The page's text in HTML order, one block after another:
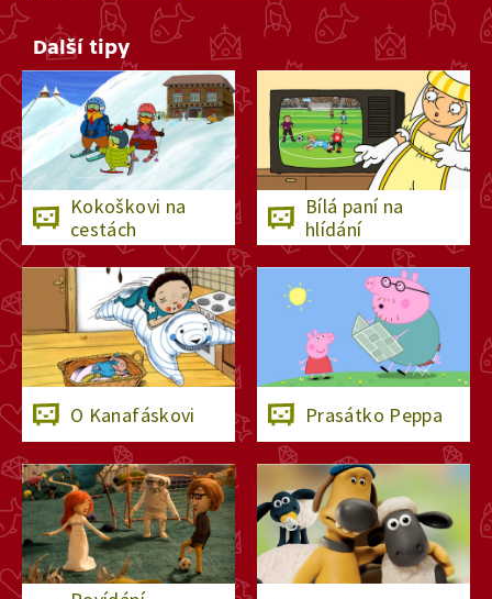
7:30
Nečekaná návštěva
7:30 25. ledna 2025
Dědečkův rybník
7:35
Houslový koncert
7:30 23. ledna 2025
Schovávačka
7:54 22. ledna 2025
U lékaře
Další tipy
Kokoškovi na
cestách
Bílá paní na
hlídání
O Kanafáskovi Prasátko Peppa